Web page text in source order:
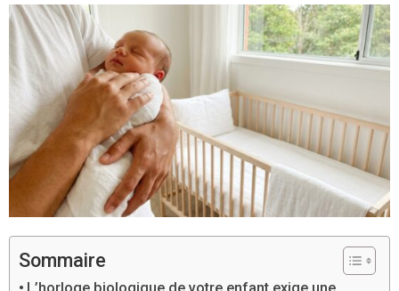
Sommaire
L’horloge biologique de votre enfant exige une